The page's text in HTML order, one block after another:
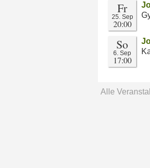
Fr
25. Sep
20:00
So
6. Sep
17:00
Alle